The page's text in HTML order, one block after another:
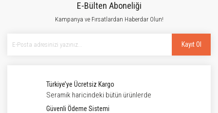
E-Bülten Aboneliği
Kampanya ve Fırsatlardan Haberdar Olun!
Kayıt Ol
Türkiye’ye Ücretsiz Kargo
Seramik haricindeki bütün ürünlerde
Güvenli Ödeme Sistemi